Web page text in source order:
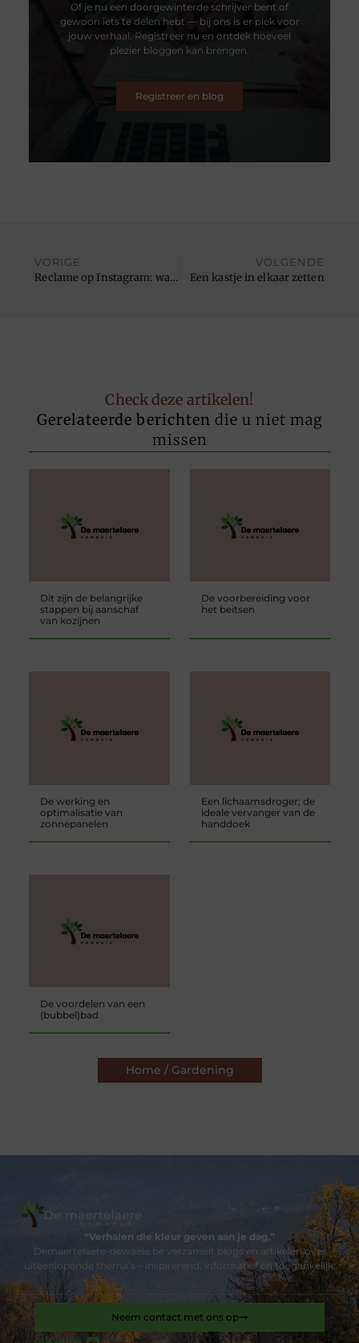
Of je nu een doorgewinterde schrijver bent of
gewoon iets te delen hebt — bij ons is er plek voor
jouw verhaal. Registreer nu en ontdek hoeveel
plezier bloggen kan brengen.
Registreer en blog
VORIGE
Reclame op Instagram: waar volgers krijgen?
VOLGENDE
Een kastje in elkaar zetten
Check deze artikelen!
Gerelateerde berichten die u niet mag
missen
Dit zijn de belangrijke
stappen bij aanschaf
van kozijnen
De voorbereiding voor
het beitsen
De werking en
optimalisatie van
zonnepanelen
Een lichaamsdroger; de
ideale vervanger van de
handdoek
De voordelen van een
(bubbel)bad
Home / Gardening
“Verhalen die kleur geven aan je dag.”
Demaertelaere-dewaele.be verzamelt blogs en artikelen over
uiteenlopende thema’s – inspirerend, informatief en toegankelijk.
Sitelinks
Neem contact met ons op